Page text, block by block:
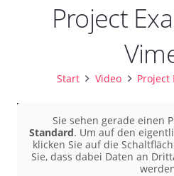
Project
Start Video Project
Sie sehen gerade einen
Standard. Um auf den
klicken Sie auf die
Sie, dass dabei Daten an